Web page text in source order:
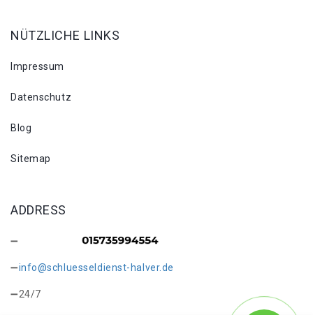
NÜTZLICHE LINKS
Impressum
Datenschutz
Blog
Sitemap
ADDRESS
info@schluesseldienst-halver.de
24/7